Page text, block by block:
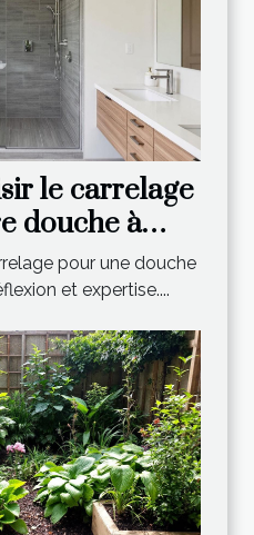
le carrelage
douche à
pour une douche
et expertise....